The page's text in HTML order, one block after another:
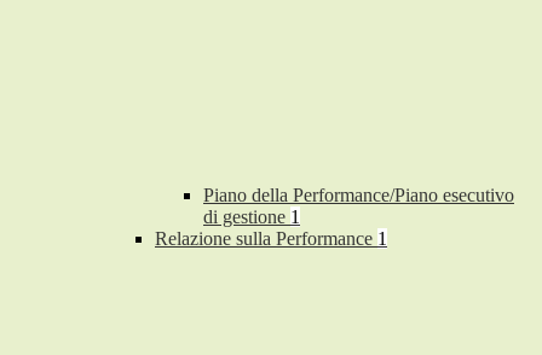
Piano della Performance/Piano esecutivo
di gestione 1
Relazione sulla Performance 1